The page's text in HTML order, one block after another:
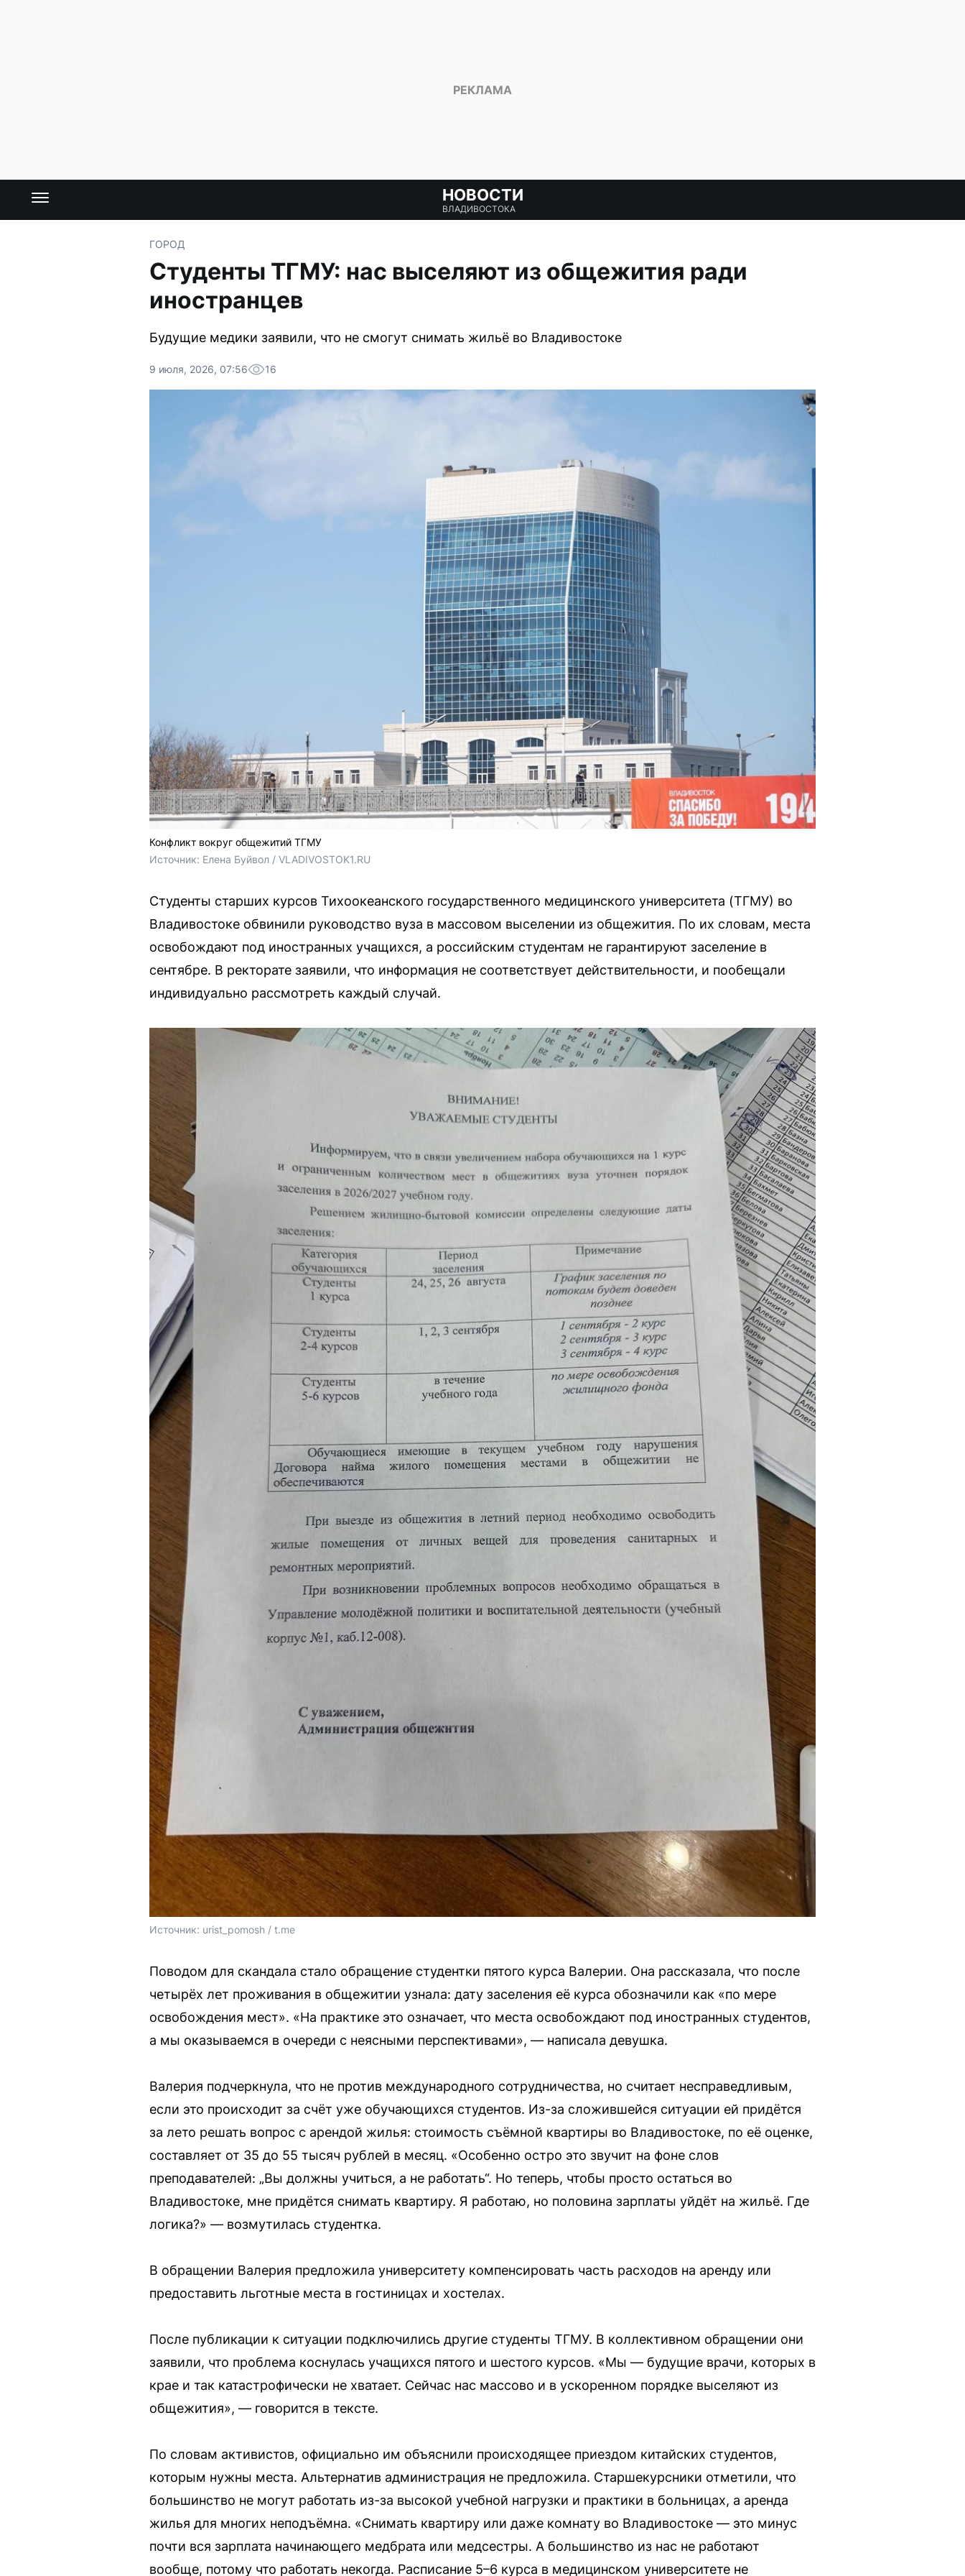
НОВОСТИ
ВЛАДИВОСТОКА
ГОРОД
Студенты ТГМУ: нас выселяют из общежития ради
иностранцев
Будущие медики заявили, что не смогут снимать жильё во Владивостоке
9 июля, 2026, 07:56 16
Конфликт вокруг общежитий ТГМУ
Источник: Елена Буйвол / VLADIVOSTOK1.RU
Студенты старших курсов Тихоокеанского государственного медицинского университета (ТГМУ) во
Владивостоке обвинили руководство вуза в массовом выселении из общежития. По их словам, места
освобождают под иностранных учащихся, а российским студентам не гарантируют заселение в
сентябре. В ректорате заявили, что информация не соответствует действительности, и пообещали
индивидуально рассмотреть каждый случай.
Источник: urist_pomosh / t.me
Поводом для скандала стало обращение студентки пятого курса Валерии. Она рассказала, что после
четырёх лет проживания в общежитии узнала: дату заселения её курса обозначили как «по мере
освобождения мест». «На практике это означает, что места освобождают под иностранных студентов,
а мы оказываемся в очереди с неясными перспективами», — написала девушка.
Валерия подчеркнула, что не против международного сотрудничества, но считает несправедливым,
если это происходит за счёт уже обучающихся студентов. Из-за сложившейся ситуации ей придётся
за лето решать вопрос с арендой жилья: стоимость съёмной квартиры во Владивостоке, по её оценке,
составляет от 35 до 55 тысяч рублей в месяц. «Особенно остро это звучит на фоне слов
преподавателей: „Вы должны учиться, а не работать“. Но теперь, чтобы просто остаться во
Владивостоке, мне придётся снимать квартиру. Я работаю, но половина зарплаты уйдёт на жильё. Где
логика?» — возмутилась студентка.
В обращении Валерия предложила университету компенсировать часть расходов на аренду или
предоставить льготные места в гостиницах и хостелах.
После публикации к ситуации подключились другие студенты ТГМУ. В коллективном обращении они
заявили, что проблема коснулась учащихся пятого и шестого курсов. «Мы — будущие врачи, которых в
крае и так катастрофически не хватает. Сейчас нас массово и в ускоренном порядке выселяют из
общежития», — говорится в тексте.
По словам активистов, официально им объяснили происходящее приездом китайских студентов,
которым нужны места. Альтернатив администрация не предложила. Старшекурсники отметили, что
большинство не могут работать из-за высокой учебной нагрузки и практики в больницах, а аренда
жилья для многих неподъёмна. «Снимать квартиру или даже комнату во Владивостоке — это минус
почти вся зарплата начинающего медбрата или медсестры. А большинство из нас не работают
вообще, потому что работать некогда. Расписание 5–6 курса в медицинском университете не